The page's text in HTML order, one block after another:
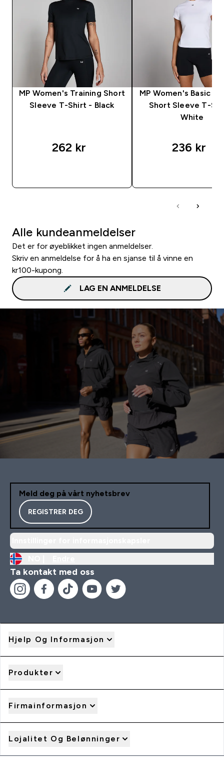
MP Women's Training Short
Sleeve T-Shirt - Black
262 kr‎
MP Women's Basic
Short Sleeve T-
White
236 kr‎
Alle kundeanmeldelser
Det er for øyeblikket ingen anmeldelser.
Skriv en anmeldelse for å ha en sjanse til å vinne en
kr100-kupong.
LAG EN ANMELDELSE
Meld deg på vårt nyhetsbrev
REGISTRER DEG
Ta kontakt med oss
Hjelp Og Informasjon
Produkter
Firmainformasjon
Lojalitet Og Belønninger